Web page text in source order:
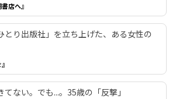
店へ』
とり出版社」を立ち上げた、ある女性の
ない。でも...。35歳の「反撃」